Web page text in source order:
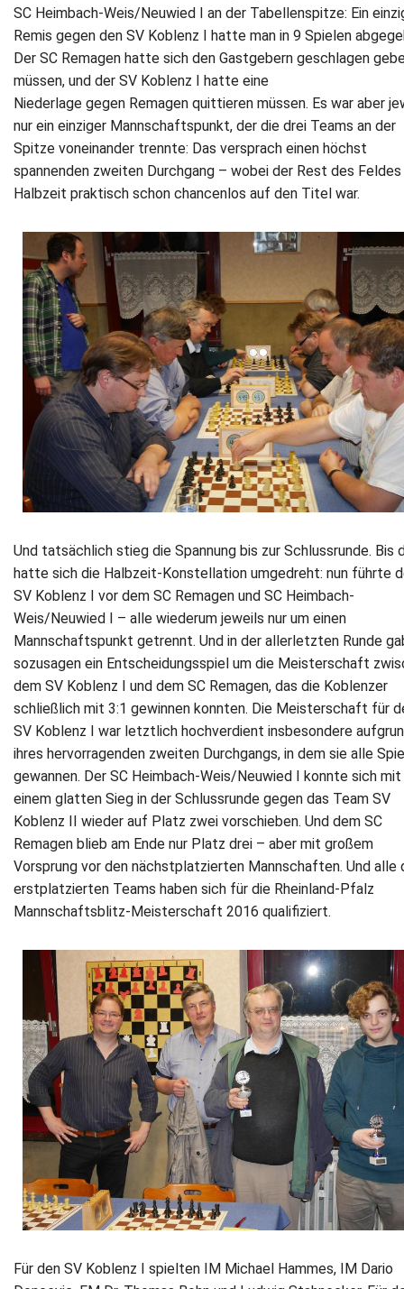
SC Heimbach‐Weis/Neuwied I an der Tabellenspitze: Ein
Remis gegen den SV Koblenz I hatte man in 9 Spielen
Der SC Remagen hatte sich den Gastgebern geschlagen
müssen, und der SV Koblenz I hatte eine
Niederlage gegen Remagen quittieren müssen. Es war aber
nur ein einziger Mannschaftspunkt, der die drei Teams an der
Spitze voneinander trennte: Das versprach einen höchst
spannenden zweiten Durchgang – wobei der Rest des Feldes
Halbzeit praktisch schon chancenlos auf den Titel war.
Und tatsächlich stieg die Spannung bis zur Schlussrunde. Bis
hatte sich die Halbzeit‐Konstellation umgedreht: nun führte
SV Koblenz I vor dem SC Remagen und SC Heimbach‐
Weis/Neuwied I – alle wiederum jeweils nur um einen
Mannschaftspunkt getrennt. Und in der allerletzten Runde
sozusagen ein Entscheidungsspiel um die Meisterschaft
dem SV Koblenz I und dem SC Remagen, das die Koblenzer
schließlich mit 3:1 gewinnen konnten. Die Meisterschaft für
SV Koblenz I war letztlich hochverdient insbesondere
ihres hervorragenden zweiten Durchgangs, in dem sie alle
gewannen. Der SC Heimbach‐Weis/Neuwied I konnte sich mit
einem glatten Sieg in der Schlussrunde gegen das Team SV
Koblenz II wieder auf Platz zwei vorschieben. Und dem SC
Remagen blieb am Ende nur Platz drei – aber mit großem
Vorsprung vor den nächstplatzierten Mannschaften. Und alle
erstplatzierten Teams haben sich für die Rheinland‐Pfalz
Mannschaftsblitz‐Meisterschaft 2016 qualifiziert.
Für den SV Koblenz I spielten IM Michael Hammes, IM Dario